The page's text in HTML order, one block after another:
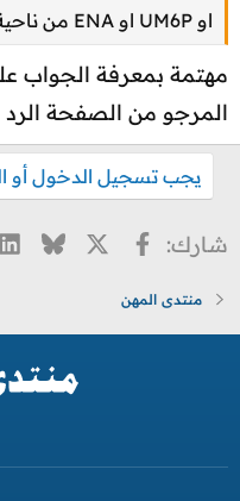
او UM6P او ENA من ناحية سوق الشغل
مهتمة بمعرفة الجواب
المرجو من الصفحة
يجب تسجيل الدخول أو
شارك: فيسبوك
X
منتدى المهن